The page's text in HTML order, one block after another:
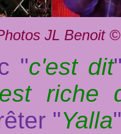
JL Benoit
"c'est dit
riche
"Yalla